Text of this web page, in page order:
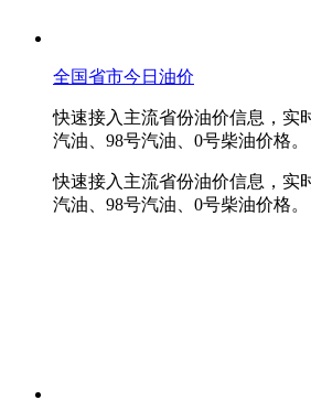
全国省市今日油价
快速接入主流省份油价信息，实
汽油、98号汽油、0号柴油价格。
快速接入主流省份油价信息，实
汽油、98号汽油、0号柴油价格。